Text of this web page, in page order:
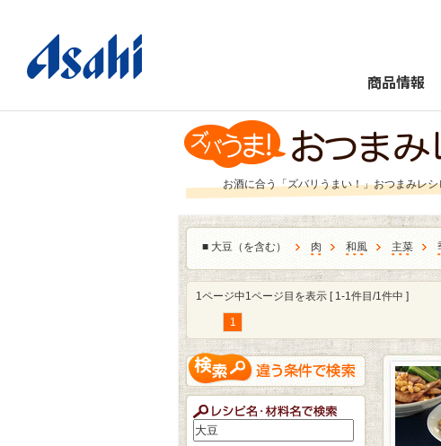
商品情報
お酒に合う「ズバリうまい！」おつまみレ
■ 大豆（を含む） 肉 和風 主菜
1ページ中1ページ目を表示 [ 1-1件目/1件中 ]
1